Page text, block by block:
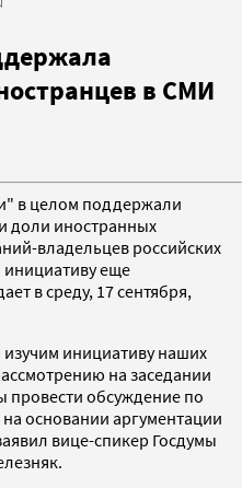
в СМИ
в целом поддержали
доли иностранных
владельцев российских
еще
в среду, 17 сентября,
инициативу наших
на заседании
провести обсуждение по
основании аргументации
вице-спикер Госдумы